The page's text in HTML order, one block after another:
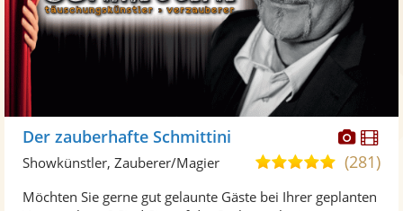
Fotos
Der zauberhafte Schmittini
5,0
5
(281)
Showkünstler, Zauberer/Magier
Möchten Sie gerne gut gelaunte Gäste bei Ihrer geplanten